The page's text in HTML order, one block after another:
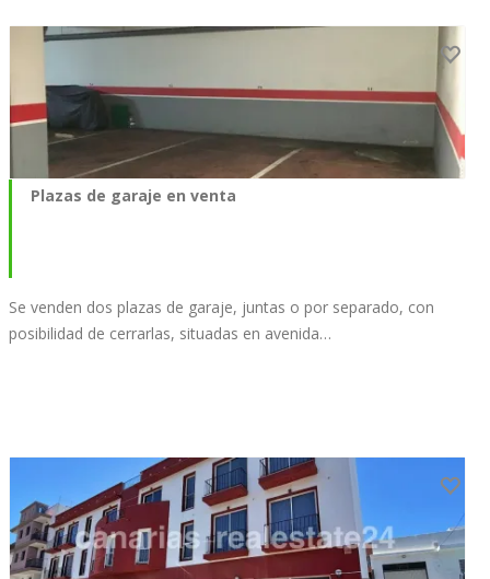
Plazas de garaje en venta
Se venden dos plazas de garaje, juntas o por separado, con
posibilidad de cerrarlas, situadas en avenida…